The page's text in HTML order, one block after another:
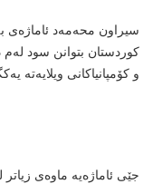
سیراون محەمەد ئاماژەی
كوردستان بتوانن سود لەم
و كۆمپانیاكانی ویلایەتە
جێی ئاماژەیە ماوەی